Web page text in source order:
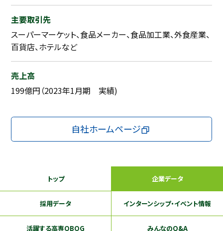
主要取引先
スーパーマーケット、食品メーカー、食品加工業、外食産業、
百貨店、ホテルなど
売上高
199億円（2023年1月期 実績)
自社ホームページ
トップ 企業データ
採用データ インターンシップ・イベント情報
活躍する高専OBOG みんなのQ&A